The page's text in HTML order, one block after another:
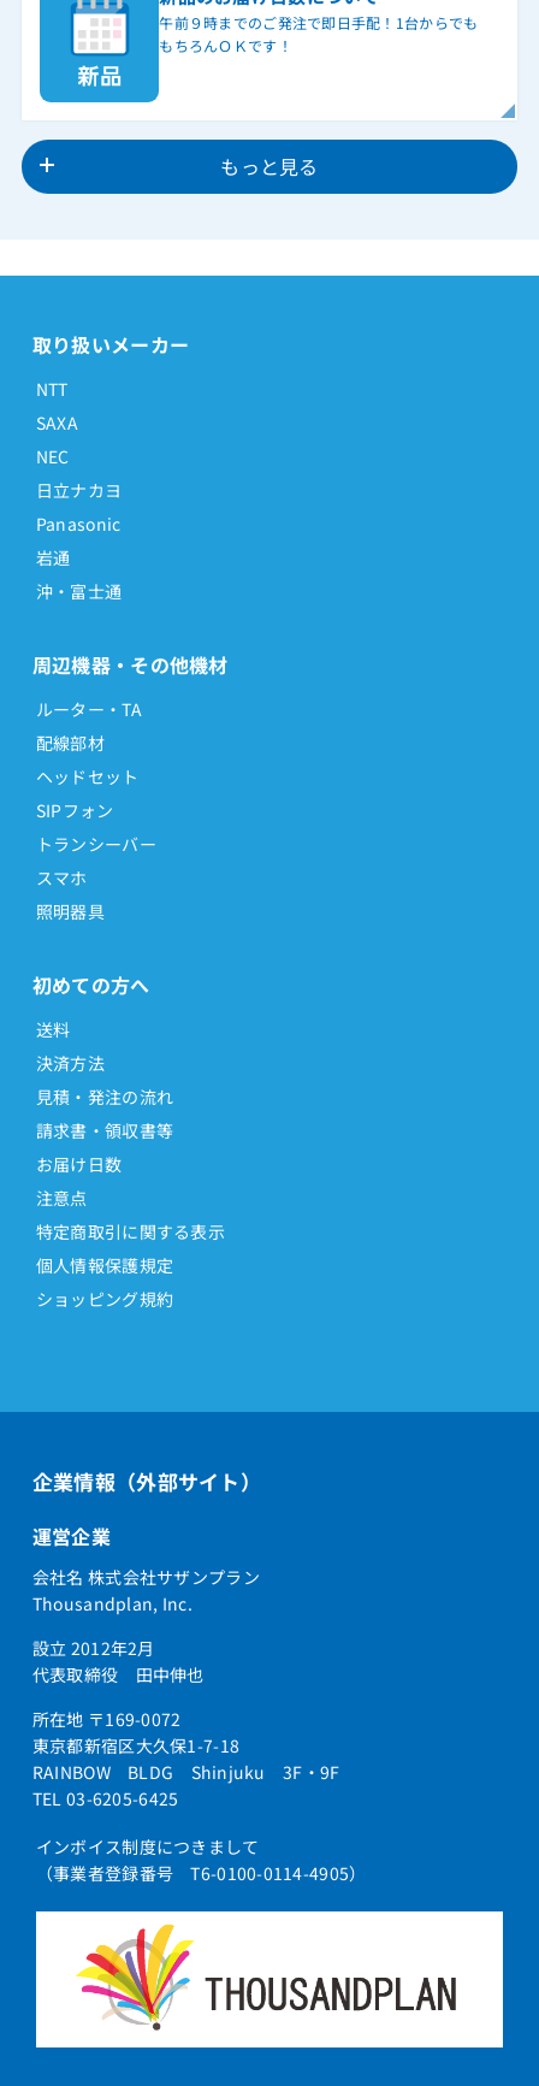
午前９時までのご発注で即日手配！1台からでも
もちろんＯＫです！
もっと見る
取り扱いメーカー
NTT
SAXA
NEC
日立ナカヨ
Panasonic
岩通
沖・富士通
周辺機器・その他機材
ルーター・TA
配線部材
ヘッドセット
SIPフォン
トランシーバー
スマホ
照明器具
初めての方へ
送料
決済方法
見積・発注の流れ
請求書・領収書等
お届け日数
注意点
特定商取引に関する表示
個人情報保護規定
ショッピング規約
企業情報（外部サイト）
運営企業
会社名 株式会社サザンプラン
Thousandplan, Inc.
設立 2012年2月
代表取締役 田中伸也
所在地 〒169-0072
東京都新宿区大久保1-7-18
RAINBOW BLDG Shinjuku 3F・9F
TEL 03-6205-6425
インボイス制度につきまして
（事業者登録番号 T6-0100-0114-4905）